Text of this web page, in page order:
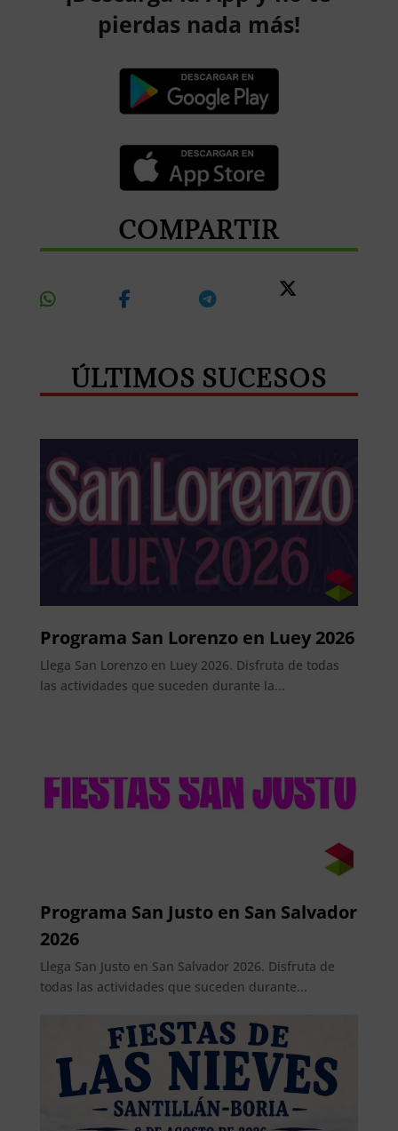
pierdas nada más!
COMPARTIR
ÚLTIMOS SUCESOS
Programa San Lorenzo en Luey 2026
Llega San Lorenzo en Luey 2026. Disfruta de todas
las actividades que suceden durante la...
Programa San Justo en San Salvador
2026
Llega San Justo en San Salvador 2026. Disfruta de
todas las actividades que suceden durante...